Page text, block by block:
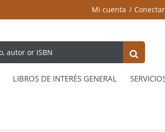
Mi cuenta
LIBROS DE INTERÉS GENERAL